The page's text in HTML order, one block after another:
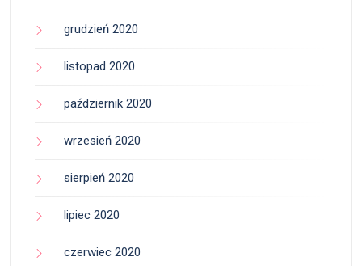
grudzień 2020
listopad 2020
październik 2020
wrzesień 2020
sierpień 2020
lipiec 2020
czerwiec 2020